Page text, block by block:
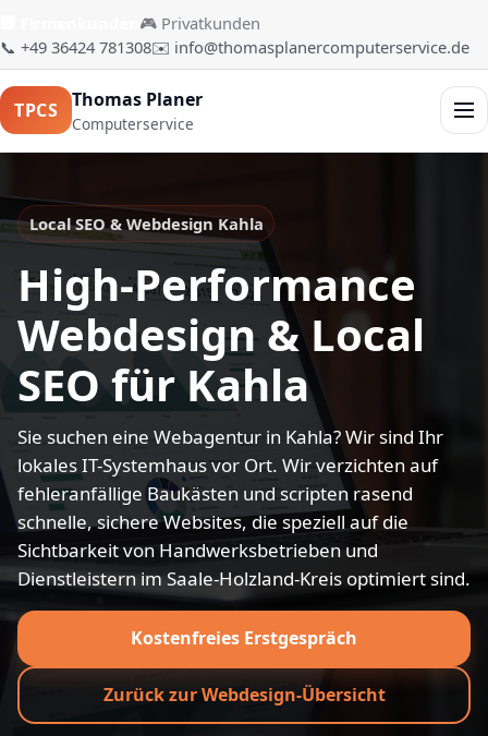
🎮 Privatkunden
📞 +49 36424 781308✉️ info@thomasplanercomputerservice.de
TPCS Thomas Planer
Computerservice
Local SEO & Webdesign Kahla
High-Performance
Webdesign & Local
SEO für Kahla
Sie suchen eine Webagentur in Kahla? Wir sind Ihr
lokales IT-Systemhaus vor Ort. Wir verzichten auf
fehleranfällige Baukästen und scripten rasend
schnelle, sichere Websites, die speziell auf die
Sichtbarkeit von Handwerksbetrieben und
Dienstleistern im Saale-Holzland-Kreis optimiert sind.
Kostenfreies Erstgespräch
Zurück zur Webdesign-Übersicht